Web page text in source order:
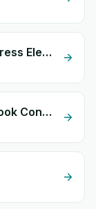
Zakrix Express + Wordpress Elementor
Zakrix Express + Facebook Conversion API (CAPI)